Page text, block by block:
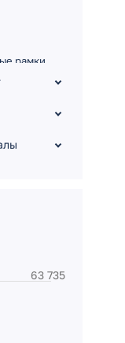
рамки